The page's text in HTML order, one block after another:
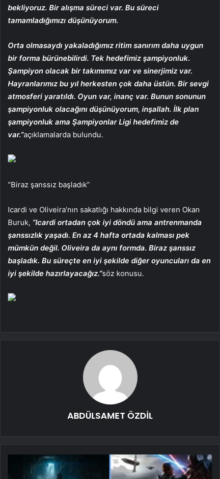
bekliyoruz. Bir alışma süreci var. Bu süreci
tamamladığımızı düşünüyorum.
Orta olmasaydı yakaladığımız ritim sanırım daha uygun
bir forma bürünebilirdi. Tek hedefimiz şampiyonluk.
Şampiyon olacak bir takımımız var ve sinerjimiz var.
Hayranlarımız bu yıl herkesten çok daha üstün. Bir sevgi
atmosferi yaratıldı. Oyun var, inanç var. Bunun sonunun
şampiyonluk olacağını düşünüyorum, inşallah. İlk plan
şampiyonluk ama Şampiyonlar Ligi hedefimiz de
var.”açıklamalarda bulundu.
“Biraz şanssız başladık”
Icardi ve Oliveira’nın sakatlığı hakkında bilgi veren Okan
Buruk, “Icardi ortadan çok iyi döndü ama antrenmanda
şanssızlık yaşadı. En az 4 hafta ortada kalması pek
mümkün değil. Oliveira da aynı formda. Biraz şanssız
başladık. Bu süreçte en iyi şekilde diğer oyuncuları da en
iyi şekilde hazırlayacağız.”söz konusu.
ABDÜLSAMET ÖZDİL